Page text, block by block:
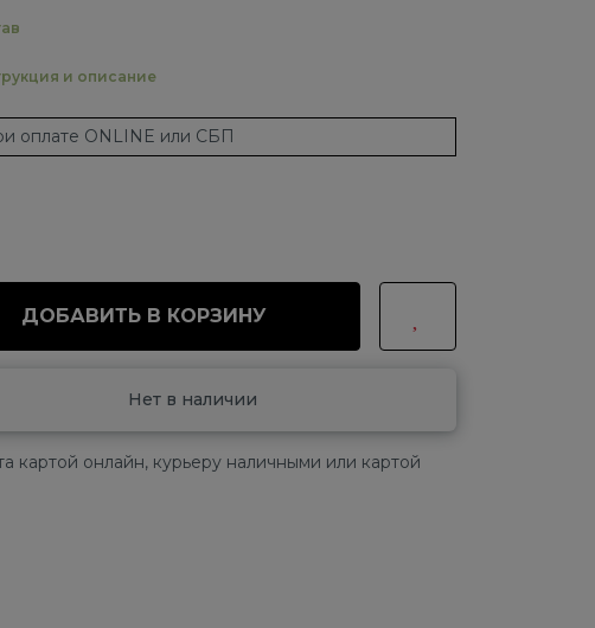
и описание
оплате ONLINE или СБП
ДОБАВИТЬ В КОРЗИНУ
Нет в наличии
картой онлайн, курьеру наличными или картой